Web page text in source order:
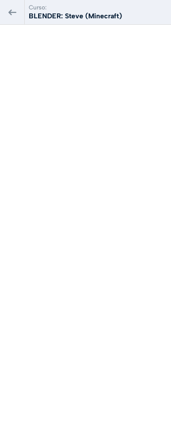
Curso:
BLENDER: Steve (Minecraft)